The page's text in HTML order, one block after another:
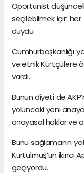
Oportünist
seçilebilmek için
duydu.
Cumhurbaşkanlığı
ve etnik Kürtçülere
vardı.
Bunun diyeti de
yolundaki yeni
anayasal haklar ve
Bunu sağlamanın
Kurtulmuş’un ikinci
geçiyordu.